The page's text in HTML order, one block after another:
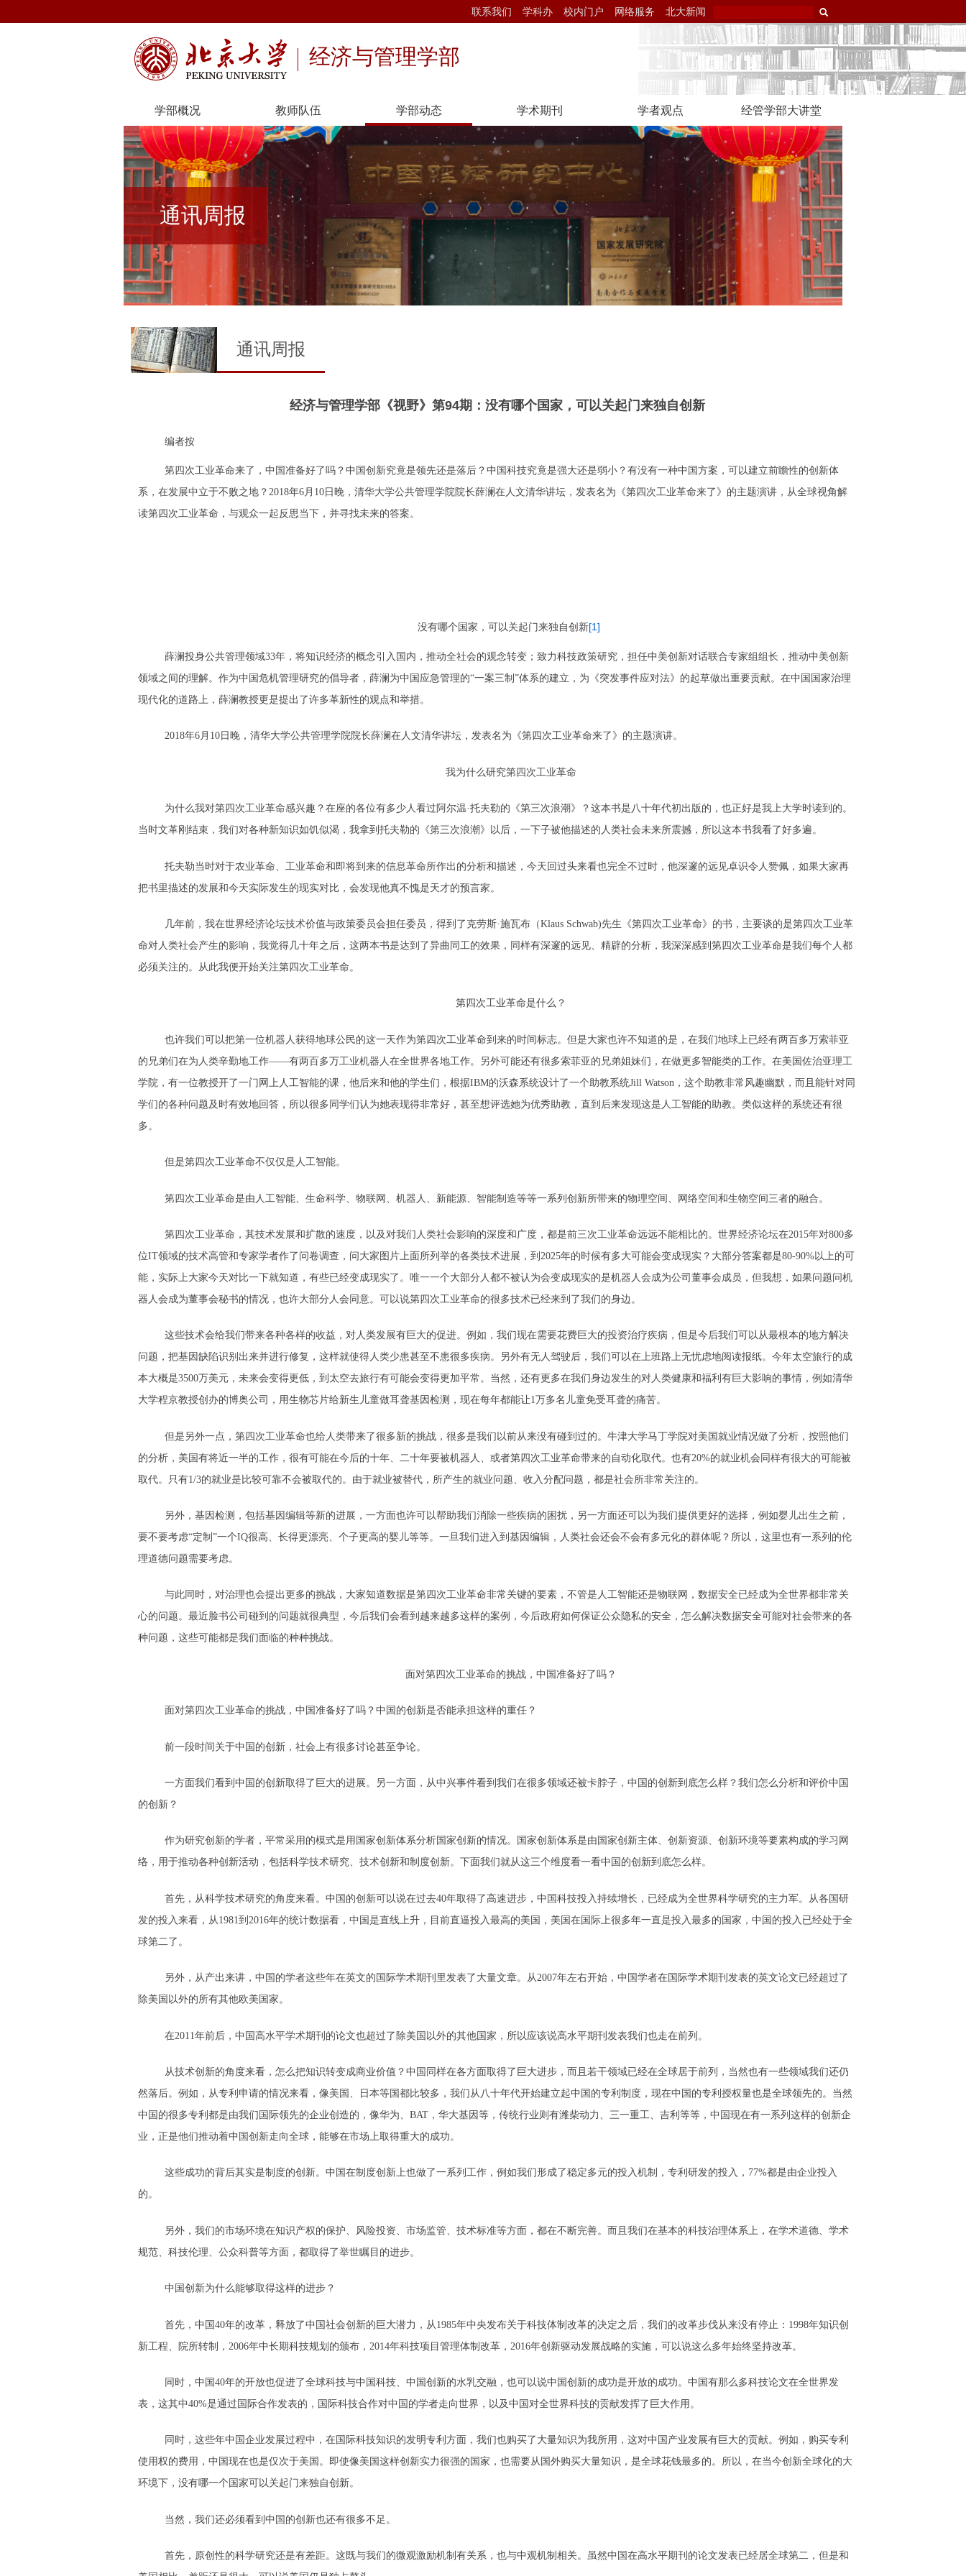
联系我们 学科办 校内门户 网络服务 北大新闻
经济与管理学部
学部概况 教师队伍 学部动态 学术期刊 学者观点 经管学部大讲堂
通讯周报
通讯周报
经济与管理学部《视野》第94期：没有哪个国家，可以关起门来独自创新
编者按
第四次工业革命来了，中国准备好了吗？中国创新究竟是领先还是落后？中国科技究竟是强大还是弱小？有没有一种中国方案，可以建立前瞻性的创新体
系，在发展中立于不败之地？2018年6月10日晚，清华大学公共管理学院院长薛澜在人文清华讲坛，发表名为《第四次工业革命来了》的主题演讲，从全球视角解
读第四次工业革命，与观众一起反思当下，并寻找未来的答案。
没有哪个国家，可以关起门来独自创新[1]
薛澜投身公共管理领域33年，将知识经济的概念引入国内，推动全社会的观念转变；致力科技政策研究，担任中美创新对话联合专家组组长，推动中美创新
领域之间的理解。作为中国危机管理研究的倡导者，薛澜为中国应急管理的“一案三制”体系的建立，为《突发事件应对法》的起草做出重要贡献。在中国国家治理
现代化的道路上，薛澜教授更是提出了许多革新性的观点和举措。
2018年6月10日晚，清华大学公共管理学院院长薛澜在人文清华讲坛，发表名为《第四次工业革命来了》的主题演讲。
我为什么研究第四次工业革命
为什么我对第四次工业革命感兴趣？在座的各位有多少人看过阿尔温·托夫勒的《第三次浪潮》？这本书是八十年代初出版的，也正好是我上大学时读到的。
当时文革刚结束，我们对各种新知识如饥似渴，我拿到托夫勒的《第三次浪潮》以后，一下子被他描述的人类社会未来所震撼，所以这本书我看了好多遍。
托夫勒当时对于农业革命、工业革命和即将到来的信息革命所作出的分析和描述，今天回过头来看也完全不过时，他深邃的远见卓识令人赞佩，如果大家再
把书里描述的发展和今天实际发生的现实对比，会发现他真不愧是天才的预言家。
几年前，我在世界经济论坛技术价值与政策委员会担任委员，得到了克劳斯·施瓦布（Klaus Schwab)先生《第四次工业革命》的书，主要谈的是第四次工业革
命对人类社会产生的影响，我觉得几十年之后，这两本书是达到了异曲同工的效果，同样有深邃的远见、精辟的分析，我深深感到第四次工业革命是我们每个人都
必须关注的。从此我便开始关注第四次工业革命。
第四次工业革命是什么？
也许我们可以把第一位机器人获得地球公民的这一天作为第四次工业革命到来的时间标志。但是大家也许不知道的是，在我们地球上已经有两百多万索菲亚
的兄弟们在为人类辛勤地工作——有两百多万工业机器人在全世界各地工作。另外可能还有很多索菲亚的兄弟姐妹们，在做更多智能类的工作。在美国佐治亚理工
学院，有一位教授开了一门网上人工智能的课，他后来和他的学生们，根据IBM的沃森系统设计了一个助教系统Jill Watson，这个助教非常风趣幽默，而且能针对同
学们的各种问题及时有效地回答，所以很多同学们认为她表现得非常好，甚至想评选她为优秀助教，直到后来发现这是人工智能的助教。类似这样的系统还有很
多。
但是第四次工业革命不仅仅是人工智能。
第四次工业革命是由人工智能、生命科学、物联网、机器人、新能源、智能制造等等一系列创新所带来的物理空间、网络空间和生物空间三者的融合。
第四次工业革命，其技术发展和扩散的速度，以及对我们人类社会影响的深度和广度，都是前三次工业革命远远不能相比的。世界经济论坛在2015年对800多
位IT领域的技术高管和专家学者作了问卷调查，问大家图片上面所列举的各类技术进展，到2025年的时候有多大可能会变成现实？大部分答案都是80-90%以上的可
能，实际上大家今天对比一下就知道，有些已经变成现实了。唯一一个大部分人都不被认为会变成现实的是机器人会成为公司董事会成员，但我想，如果问题问机
器人会成为董事会秘书的情况，也许大部分人会同意。可以说第四次工业革命的很多技术已经来到了我们的身边。
这些技术会给我们带来各种各样的收益，对人类发展有巨大的促进。例如，我们现在需要花费巨大的投资治疗疾病，但是今后我们可以从最根本的地方解决
问题，把基因缺陷识别出来并进行修复，这样就使得人类少患甚至不患很多疾病。另外有无人驾驶后，我们可以在上班路上无忧虑地阅读报纸。今年太空旅行的成
本大概是3500万美元，未来会变得更低，到太空去旅行有可能会变得更加平常。当然，还有更多在我们身边发生的对人类健康和福利有巨大影响的事情，例如清华
大学程京教授创办的博奥公司，用生物芯片给新生儿童做耳聋基因检测，现在每年都能让1万多名儿童免受耳聋的痛苦。
但是另外一点，第四次工业革命也给人类带来了很多新的挑战，很多是我们以前从来没有碰到过的。牛津大学马丁学院对美国就业情况做了分析，按照他们
的分析，美国有将近一半的工作，很有可能在今后的十年、二十年要被机器人、或者第四次工业革命带来的自动化取代。也有20%的就业机会同样有很大的可能被
取代。只有1/3的就业是比较可靠不会被取代的。由于就业被替代，所产生的就业问题、收入分配问题，都是社会所非常关注的。
另外，基因检测，包括基因编辑等新的进展，一方面也许可以帮助我们消除一些疾病的困扰，另一方面还可以为我们提供更好的选择，例如婴儿出生之前，
要不要考虑“定制”一个IQ很高、长得更漂亮、个子更高的婴儿等等。一旦我们进入到基因编辑，人类社会还会不会有多元化的群体呢？所以，这里也有一系列的伦
理道德问题需要考虑。
与此同时，对治理也会提出更多的挑战，大家知道数据是第四次工业革命非常关键的要素，不管是人工智能还是物联网，数据安全已经成为全世界都非常关
心的问题。最近脸书公司碰到的问题就很典型，今后我们会看到越来越多这样的案例，今后政府如何保证公众隐私的安全，怎么解决数据安全可能对社会带来的各
种问题，这些可能都是我们面临的种种挑战。
面对第四次工业革命的挑战，中国准备好了吗？
面对第四次工业革命的挑战，中国准备好了吗？中国的创新是否能承担这样的重任？
前一段时间关于中国的创新，社会上有很多讨论甚至争论。
一方面我们看到中国的创新取得了巨大的进展。另一方面，从中兴事件看到我们在很多领域还被卡脖子，中国的创新到底怎么样？我们怎么分析和评价中国
的创新？
作为研究创新的学者，平常采用的模式是用国家创新体系分析国家创新的情况。国家创新体系是由国家创新主体、创新资源、创新环境等要素构成的学习网
络，用于推动各种创新活动，包括科学技术研究、技术创新和制度创新。下面我们就从这三个维度看一看中国的创新到底怎么样。
首先，从科学技术研究的角度来看。中国的创新可以说在过去40年取得了高速进步，中国科技投入持续增长，已经成为全世界科学研究的主力军。从各国研
发的投入来看，从1981到2016年的统计数据看，中国是直线上升，目前直逼投入最高的美国，美国在国际上很多年一直是投入最多的国家，中国的投入已经处于全
球第二了。
另外，从产出来讲，中国的学者这些年在英文的国际学术期刊里发表了大量文章。从2007年左右开始，中国学者在国际学术期刊发表的英文论文已经超过了
除美国以外的所有其他欧美国家。
在2011年前后，中国高水平学术期刊的论文也超过了除美国以外的其他国家，所以应该说高水平期刊发表我们也走在前列。
从技术创新的角度来看，怎么把知识转变成商业价值？中国同样在各方面取得了巨大进步，而且若干领域已经在全球居于前列，当然也有一些领域我们还仍
然落后。例如，从专利申请的情况来看，像美国、日本等国都比较多，我们从八十年代开始建立起中国的专利制度，现在中国的专利授权量也是全球领先的。当然
中国的很多专利都是由我们国际领先的企业创造的，像华为、BAT，华大基因等，传统行业则有潍柴动力、三一重工、吉利等等，中国现在有一系列这样的创新企
业，正是他们推动着中国创新走向全球，能够在市场上取得重大的成功。
这些成功的背后其实是制度的创新。中国在制度创新上也做了一系列工作，例如我们形成了稳定多元的投入机制，专利研发的投入，77%都是由企业投入
的。
另外，我们的市场环境在知识产权的保护、风险投资、市场监管、技术标准等方面，都在不断完善。而且我们在基本的科技治理体系上，在学术道德、学术
规范、科技伦理、公众科普等方面，都取得了举世瞩目的进步。
中国创新为什么能够取得这样的进步？
首先，中国40年的改革，释放了中国社会创新的巨大潜力，从1985年中央发布关于科技体制改革的决定之后，我们的改革步伐从来没有停止：1998年知识创
新工程、院所转制，2006年中长期科技规划的颁布，2014年科技项目管理体制改革，2016年创新驱动发展战略的实施，可以说这么多年始终坚持改革。
同时，中国40年的开放也促进了全球科技与中国科技、中国创新的水乳交融，也可以说中国创新的成功是开放的成功。中国有那么多科技论文在全世界发
表，这其中40%是通过国际合作发表的，国际科技合作对中国的学者走向世界，以及中国对全世界科技的贡献发挥了巨大作用。
同时，这些年中国企业发展过程中，在国际科技知识的发明专利方面，我们也购买了大量知识为我所用，这对中国产业发展有巨大的贡献。例如，购买专利
使用权的费用，中国现在也是仅次于美国。即使像美国这样创新实力很强的国家，也需要从国外购买大量知识，是全球花钱最多的。所以，在当今创新全球化的大
环境下，没有哪一个国家可以关起门来独自创新。
当然，我们还必须看到中国的创新也还有很多不足。
首先，原创性的科学研究还是有差距。这既与我们的微观激励机制有关系，也与中观机制相关。虽然中国在高水平期刊的论文发表已经居全球第二，但是和